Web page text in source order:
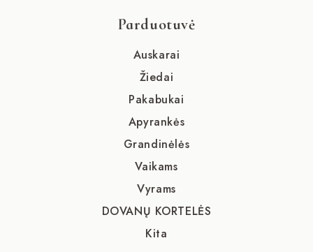
Parduotuvė
Auskarai
Žiedai
Pakabukai
Apyrankės
Grandinėlės
Vaikams
Vyrams
DOVANŲ KORTELĖS
Kita